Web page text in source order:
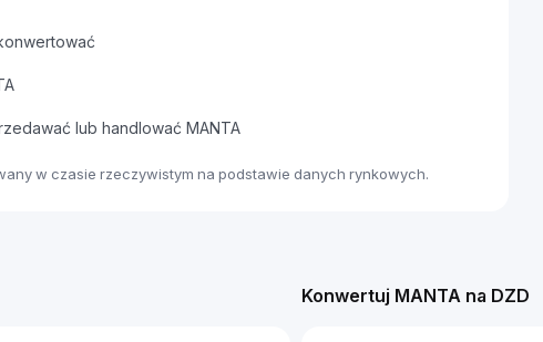
lub handlować MANTA
w czasie rzeczywistym na podstawie danych rynkowych.
Konwertuj MANTA na DZD